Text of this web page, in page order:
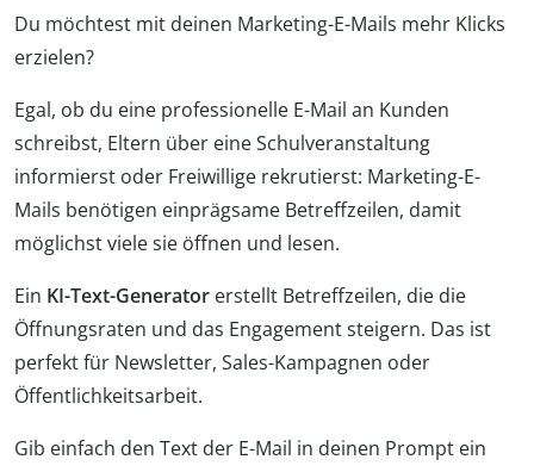
Du möchtest mit deinen Marketing-E-Mails mehr Klicks
erzielen?
Egal, ob du eine professionelle E-Mail an Kunden
schreibst, Eltern über eine Schulveranstaltung
informierst oder Freiwillige rekrutierst: Marketing-E-
Mails benötigen einprägsame Betreffzeilen, damit
möglichst viele sie öffnen und lesen.
Ein KI-Text-Generator erstellt Betreffzeilen, die die
Öffnungsraten und das Engagement steigern. Das ist
perfekt für Newsletter, Sales-Kampagnen oder
Öffentlichkeitsarbeit.
Gib einfach den Text der E-Mail in deinen Prompt ein